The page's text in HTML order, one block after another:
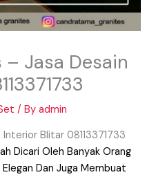
Jasa Desain
/ Byadmin
Blitar 08113371733
Dicari Oleh Banyak Orang
Dan Juga Membuat